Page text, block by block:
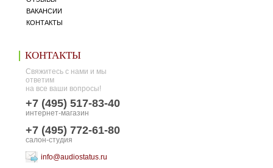
ВАКАНСИИ
КОНТАКТЫ
КОНТАКТЫ
Свяжитесь с нами и мы
ответим
на все ваши вопросы!
+7 (495) 517-83-40
интернет-магазин
+7 (495) 772-61-80
салон-студия
info@audiostatus.ru